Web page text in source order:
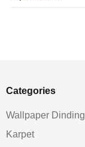
Categories
Wallpaper Dinding
Karpet